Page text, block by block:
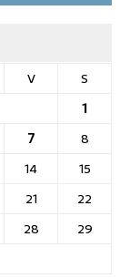
V
S
1
7
8
14
15
21
22
28
29